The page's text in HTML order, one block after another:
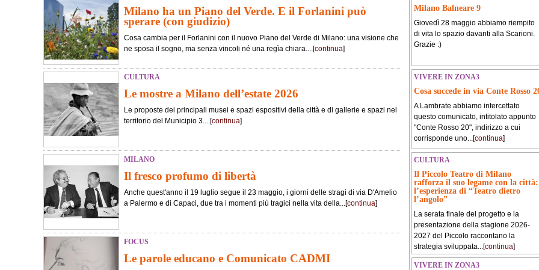
Milano ha un Piano del Verde. E il Forlanini può
sperare (con giudizio)
Cosa cambia per il Forlanini con il nuovo Piano del Verde di Milano: una visione che
ne sposa il sogno, ma senza vincoli né una regìa chiara....[continua]
CULTURA
Le mostre a Milano dell’estate 2026
Le proposte dei principali musei e spazi espositivi della città e di gallerie e spazi nel
territorio del Municipio 3....[continua]
MILANO
Il fresco profumo di libertà
Anche quest'anno il 19 luglio segue il 23 maggio, i giorni delle stragi di via D'Amelio
a Palermo e di Capaci, due tra i momenti più tragici nella vita della...[continua]
FOCUS
Le parole educano e Comunicato CADMI
Milano Balneare 9
Giovedì 28 maggio abbiamo riempito
di vita lo spazio davanti alla Scarioni.
Grazie :)
VIVERE IN ZONA3
Cosa succede in via Conte Rosso
A Lambrate abbiamo intercettato
questo comunicato, intitolato appunto
"Conte Rosso 20", indirizzo a cui
corrisponde uno...[continua]
CULTURA
Il Piccolo Teatro di Milano
rafforza il suo legame con la città:
l’esperienza di “Teatro dietro
l’angolo”
La serata finale del progetto e la
presentazione della stagione 2026-
2027 del Piccolo raccontano la
strategia sviluppata...[continua]
VIVERE IN ZONA3